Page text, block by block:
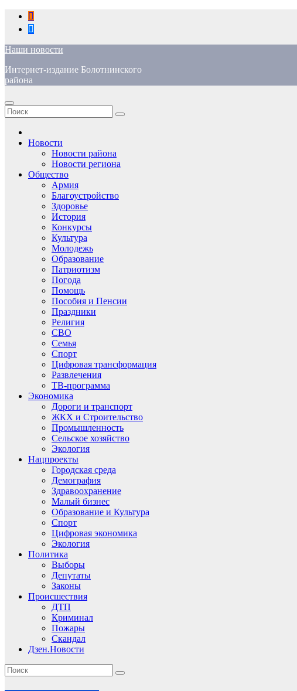
Перейти
содержимому
Наши новости
Интернет-издание Болотнинского
района
Новости
Новости района
Новости региона
Общество
Армия
Благоустройство
Здоровье
История
Конкурсы
Культура
Молодежь
Образование
Патриотизм
Погода
Помощь
Пособия и Пенсии
Праздники
Религия
СВО
Семья
Спорт
Цифровая трансформация
Развлечения
ТВ-программа
Экономика
Дороги и транспорт
ЖКХ и Строительство
Промышленность
Сельское хозяйство
Экология
Нацпроекты
Городская среда
Демография
Здравоохранение
Малый бизнес
Образование и Культура
Спорт
Цифровая экономика
Экология
Политика
Выборы
Депутаты
Законы
Происшествия
ДТП
Криминал
Пожары
Скандал
Дзен.Новости